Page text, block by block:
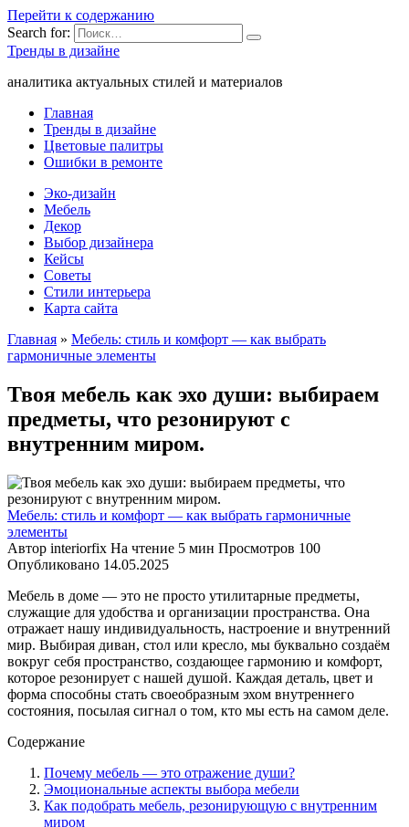
Перейти к содержанию
Search for:
Тренды в дизайне
аналитика актуальных стилей и материалов
Главная
Тренды в дизайне
Цветовые палитры
Ошибки в ремонте
Эко-дизайн
Мебель
Декор
Выбор дизайнера
Кейсы
Советы
Стили интерьера
Карта сайта
Главная » Мебель: стиль и комфорт — как выбрать
гармоничные элементы
Твоя мебель как эхо души: выбираем
предметы, что резонируют с
внутренним миром.
Мебель: стиль и комфорт — как выбрать гармоничные
элементы
Автор interiorfix На чтение 5 мин Просмотров 100
Опубликовано 14.05.2025
Мебель в доме — это не просто утилитарные предметы,
служащие для удобства и организации пространства. Она
отражает нашу индивидуальность, настроение и внутренний
мир. Выбирая диван, стол или кресло, мы буквально создаём
вокруг себя пространство, создающее гармонию и комфорт,
которое резонирует с нашей душой. Каждая деталь, цвет и
форма способны стать своеобразным эхом внутреннего
состояния, посылая сигнал о том, кто мы есть на самом деле.
Содержание
Почему мебель — это отражение души?
Эмоциональные аспекты выбора мебели
Как подобрать мебель, резонирующую с внутренним
миром